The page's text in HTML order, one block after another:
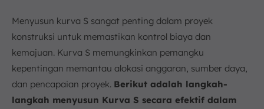
Menyusun kurva S sangat penting dalam proyek
konstruksi untuk memastikan kontrol biaya dan
kemajuan. Kurva S memungkinkan pemangku
kepentingan memantau alokasi anggaran, sumber daya,
dan pencapaian proyek. Berikut adalah langkah-
langkah menyusun Kurva S secara efektif dalam